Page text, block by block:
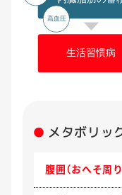
メタボリッ
腹囲（おへそ周り